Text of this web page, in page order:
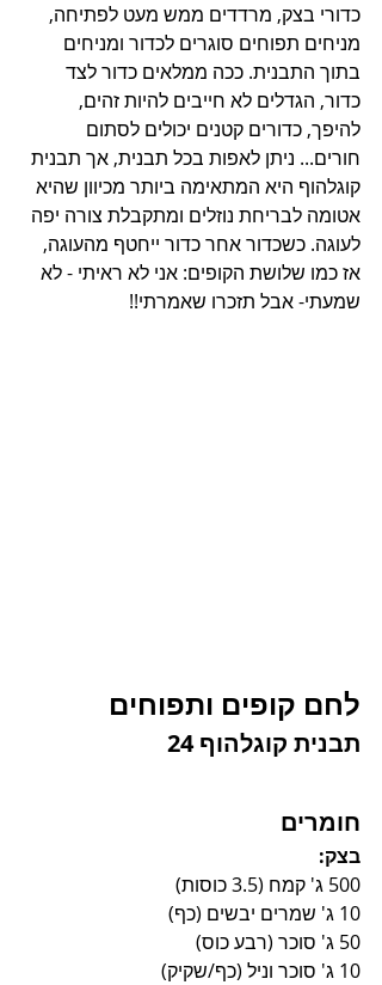
כדורי בצק, מרדדים ממש מעט לפתיחה,
מניחים תפוחים סוגרים לכדור ומניחים
בתוך התבנית. ככה ממלאים כדור לצד
כדור, הגדלים לא חייבים להיות זהים,
להיפך, כדורים קטנים יכולים לסתום
חורים... ניתן לאפות בכל תבנית, אך תבנית
קוגלהוף היא המתאימה ביותר מכיוון שהיא
אטומה לבריחת נוזלים ומתקבלת צורה יפה
לעוגה. כשכדור אחר כדור ייחטף מהעוגה,
אז כמו שלושת הקופים: אני לא ראיתי - לא
שמעתי- אבל תזכרו שאמרתי!!
לחם קופים ותפוחים
תבנית קוגלהוף 24
חומרים
בצק:
500 ג' קמח (3.5 כוסות)
10 ג' שמרים יבשים (כף)
50 ג' סוכר (רבע כוס)
10 ג' סוכר וניל (כף/שקיק)